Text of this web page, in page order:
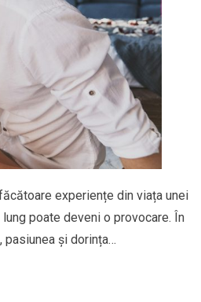
experiențe din viața unei
poate deveni o provocare. În
pasiunea și dorința…